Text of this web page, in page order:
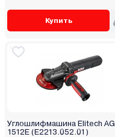
Купить
Углошлифмашина Elitech AG
1512E (E2213.052.01)